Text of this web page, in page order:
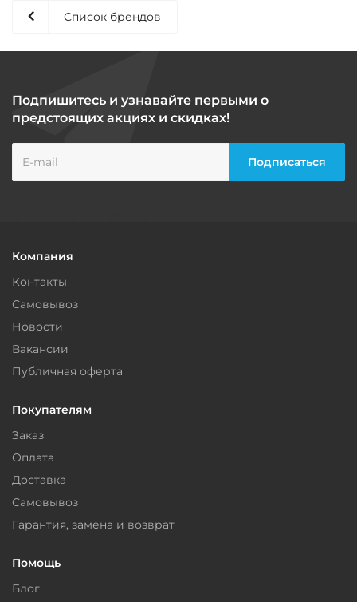
Список брендов
Подпишитесь и узнавайте первыми о
предстоящих акциях и скидках!
Компания
Контакты
Самовывоз
Новости
Вакансии
Публичная оферта
Покупателям
Заказ
Оплата
Доставка
Самовывоз
Гарантия, замена и возврат
Помощь
Блог